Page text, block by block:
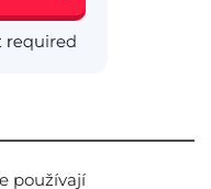
používají